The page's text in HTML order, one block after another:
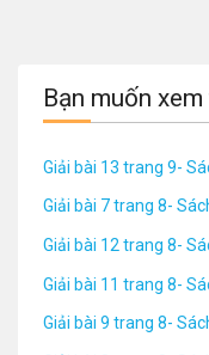
Bạn muốn
Giải bài 13 trang 9-
Giải bài 7 trang 8-
Giải bài 12 trang 8-
Giải bài 11 trang 8-
Giải bài 9 trang 8-